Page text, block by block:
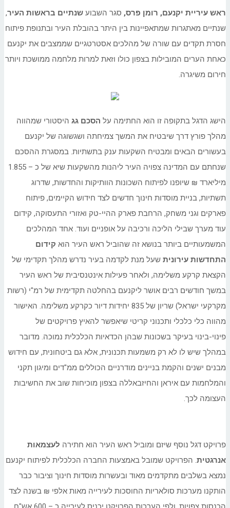
ראש עיריית יקנעם, רומן פרס, סגר השבוע שנתיים בראשות העיר,
שנתיים מאתגרות שמתאפיינות בין היתר בהובלת העיר ובתנופת פיתוח
חסרת תקדים עם שורה של מהלכים אסטרטגיים שממצבים את יקנעם
כאחת הערים המובילות בצפון כולו וזאת למרות מלחמה ממושכת ויותר
חירום משיגרה.
הישג הדגל בתקופה זו הוא החתימה על הסכם גג היסטורי שמהווה
מהלך פורץ דרך שיבטיח את המשך צמיחתה ושגשוגה של יקנעם
בעשורים הבאים ומבטיח השקעות ענק בתשתיות. במסגרת ההסכם
שנחתם עם המדינה צפויה העיר ליהנות מהשקעות שיא של כ – 1.855
מיליארד ₪ שיופנו לפיתוח השכונות הוותיקות והחדשות, שדרוג
תשתיות, בניית מוסדות חינוך חדשים לצד חידוש הקיימים, פיתוח
פארקים וגני משחק, הרחבת פארק ההיי-טק ואזורי התעסוקה, קידום
עוד מערך שבילי הליכה ורכיבה על אופניים ועוד. אחד המהלכים
המשמעותיים ביותר בנושא זה שהוביל ראש העיר הוא קידום
התחדשות עירונית שעל מנת לקדמה בעיר נדרש מהלך תקדימי של
הקצאת קרקע משלימה, ולאחר פעילות אינטנסיבית של ראש העיר
במשך חודשים רבים אושר ליקנעם בהחלטה תקדימית של רמ"י (רשות
מקרקעי ישראל) שריון של 835 יחידות דיור כקרקע משלימה. האישור
מהווה כלי כלכלי ותכנוני קריטי שיאפשר להאיץ פרויקטים של
פינוי-בינוי בעיקר בשכונות שבהן הכדאיות הכלכלית נמוכה. מדובר
במהלך שיש לו לא רק משמעות תכנונית, אלא גם ביטחונית, עם חידוש
מבנים ישנים והקמת בניינים מודרניים הכוללים ממ"דים ומיגון תקני
והמלחמות עם איראן והחיזבאללה בצפון מוכיחות שוב את החשיבות
העצומה לכך.
פרויקט דגל נוסף שיזם ומוביל ראש העיר הוא חתירה לעצמאות
אנרגטית. הפרויקט שמובל באמצעות החברה הכלכלית לפיתוח יקנעם
נמצא בשלבים מתקדמים מאוד ובעשרות מוסדות חינוך וציבור כבר
הותקנו מערכות סולאריות החוסכות לעירייה מאות אלפי ₪ בשנה לצד